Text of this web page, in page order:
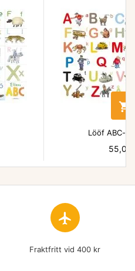

Lööf ABC-
Pris
55,00
flight
Fraktfritt vid 400 kr